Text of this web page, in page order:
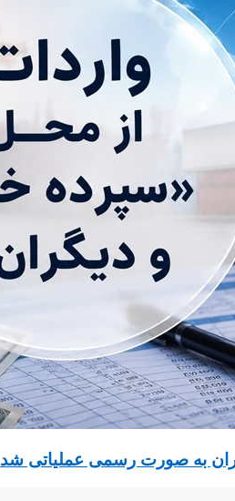
به صورت رسمی عملیاتی شد